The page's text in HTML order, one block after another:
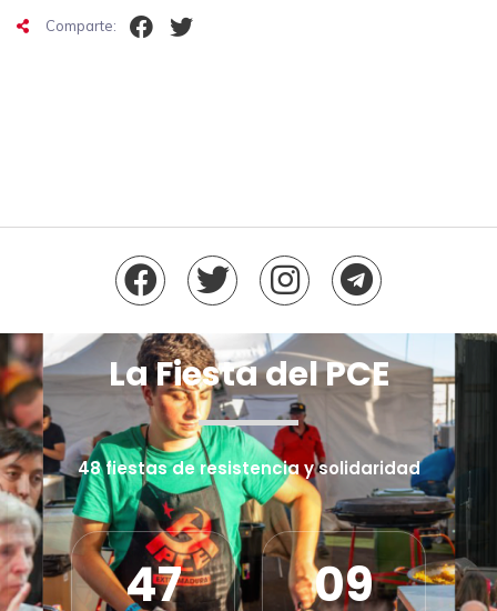
Comparte:
La Fiesta del PCE
48 fiestas de resistencia y solidaridad
47 09